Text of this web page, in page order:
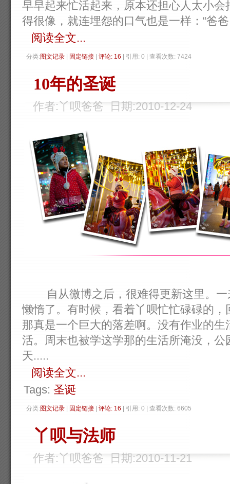
早早起来忙活起来，原本还担心人太小
得很像，就连埋怨的口气也是一样：“爸
阅读全文...
分类:图文记录 固定链接 评论: 16 | 引用: 0 | 查看次数: 7424
10年的圣诞
作者:丫呗爸爸 日期:2010-12-24
自从微博之后，很难得更新这里。一
懒惰了。有时候，看着丫呗忙忙碌碌的
那真是一个巨大的落差啊。没有作业的
活。周末也被学这学那的生活所淹没，
天.....
阅读全文...
Tags: 圣诞
分类:图文记录 固定链接 评论: 16 | 引用: 0 | 查看次数: 6605
丫呗与法师
作者:丫呗爸爸 日期:2010-11-21